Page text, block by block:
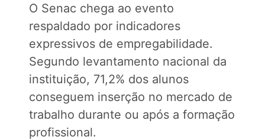
O Senac chega ao evento
respaldado por indicadores
expressivos de empregabilidade.
Segundo levantamento nacional da
instituição, 71,2% dos alunos
conseguem inserção no mercado de
trabalho durante ou após a formação
profissional.